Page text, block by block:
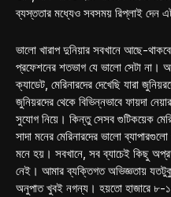
ব্যস্ততার মধ্যেও সবসময় রিপ্লাই দেন
ভালো খারাপ দুনিয়ার সবখানে আছে-
প্রফেশনের শতভাগ যে ভালো সেটা না।
ক্যাডেট, মেরিনারদের দেখেছি যারা
জুনিয়রদের থেকে বিভিন্নভাবে ফায়দা
সুযোগ নিয়ে। কিন্তু সেসব গুটিকয়েক
সাদা মনের মেরিনারদের ভালো
মনে হয়। সবখানে, সব ব্যাচেই কিছু
নেই। আমার ব্যক্তিগত অভিজ্ঞতায় যতটুকু
অনুপাত খুবই নগন্য। হয়তো হাজারে